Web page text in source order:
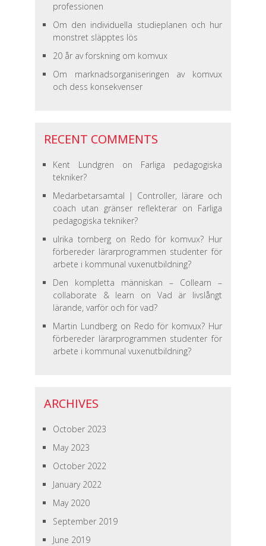
professionen
Om den individuella studieplanen och hur
monstret släpptes lös
20 år av forskning om komvux
Om marknadsorganiseringen av komvux
och dess konsekvenser
RECENT COMMENTS
Kent Lundgren on Farliga pedagogiska
tekniker?
Medarbetarsamtal | Controller, lärare och
coach utan gränser reflekteraron Farliga
pedagogiska tekniker?
ulrika tornbergon Redo för komvux? Hur
förbereder lärarprogrammen studenter för
arbete i kommunal vuxenutbildning?
Den kompletta människan – Collearn –
collaborate & learn on Vad är livslångt
lärande, varför och för vad?
Martin Lundbergon Redo för komvux? Hur
förbereder lärarprogrammen studenter för
arbete i kommunal vuxenutbildning?
ARCHIVES
October 2023
May 2023
October 2022
January 2022
May 2020
September 2019
June 2019